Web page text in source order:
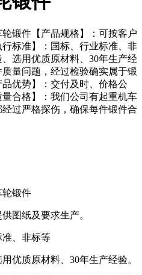
轮锻件【产品规格】：可按客户
标准】：国标、行业标准、非
选用优质原材料、30年生产经
量问题，经过检验确实属于锻
优势】：交付及时、价格公
合格】：我们公司有起重机车
过严格探伤，确保每件锻件合
轮锻件
图纸及要求生产。
准、非标等
优质原材料、30年生产经验。